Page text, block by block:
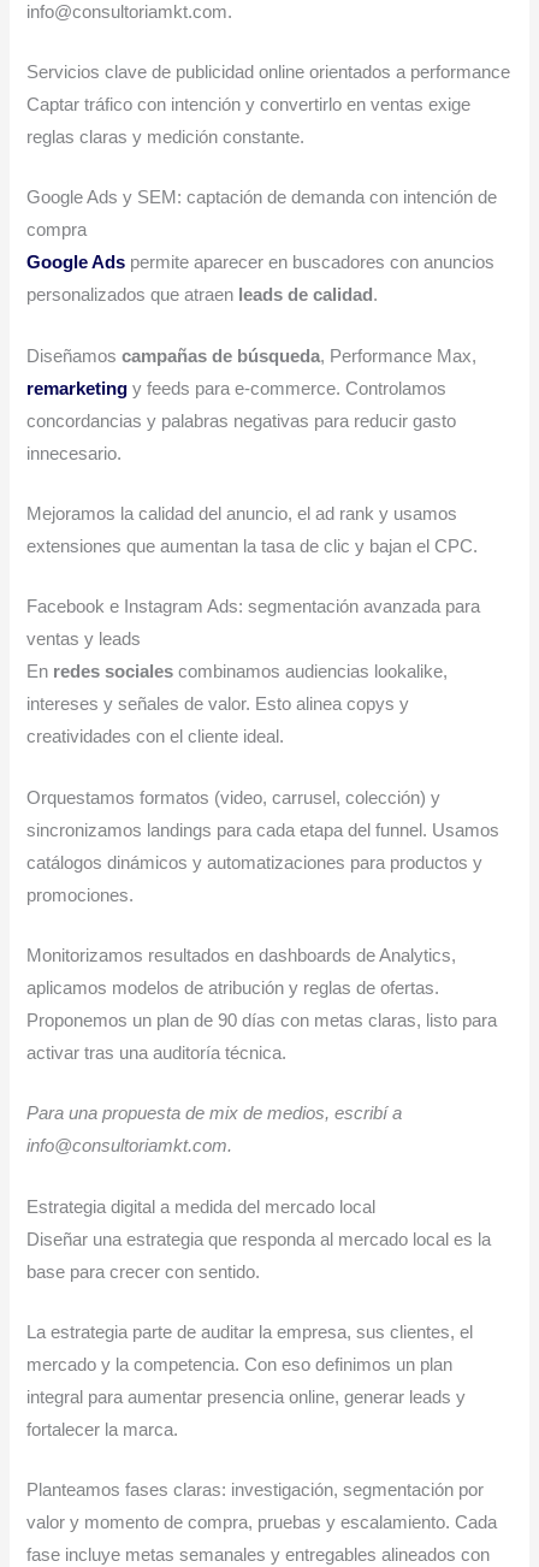
info@consultoriamkt.com.
Servicios clave de publicidad online orientados a performance
Captar tráfico con intención y convertirlo en ventas exige
reglas claras y medición constante.
Google Ads y SEM: captación de demanda con intención de
compra
Google Ads permite aparecer en buscadores con anuncios
personalizados que atraen leads de calidad .
Diseñamoscampañas de búsqueda, Performance Max,
remarketing y feeds para e-commerce. Controlamos
concordancias y palabras negativas para reducir gasto
innecesario.
Mejoramos la calidad del anuncio, el ad rank y usamos
extensiones que aumentan la tasa de clic y bajan el CPC.
Facebook e Instagram Ads: segmentación avanzada para
ventas y leads
En redes sociales combinamos audiencias lookalike,
intereses y señales de valor. Esto alinea copys y
creatividades con el cliente ideal.
Orquestamos formatos (video, carrusel, colección) y
sincronizamos landings para cada etapa del funnel. Usamos
catálogos dinámicos y automatizaciones para productos y
promociones.
Monitorizamos resultados en dashboards de Analytics,
aplicamos modelos de atribución y reglas de ofertas.
Proponemos un plan de 90 días con metas claras, listo para
activar tras una auditoría técnica.
Para una propuesta de mix de medios, escribí a
info@consultoriamkt.com.
Estrategia digital a medida del mercado local
Diseñar una estrategia que responda al mercado local es la
base para crecer con sentido.
La estrategia parte de auditar la empresa, sus clientes, el
mercado y la competencia. Con eso definimos un plan
integral para aumentar presencia online, generar leads y
fortalecer la marca.
Planteamos fases claras: investigación, segmentación por
valor y momento de compra, pruebas y escalamiento. Cada
fase incluye metas semanales y entregables alineados con